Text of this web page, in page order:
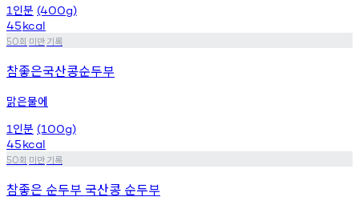
1 인분 (400g)
45kcal
50회 미만기록
참좋은국산콩순두부
맑은물에
1 인분 (100g)
45kcal
50회 미만기록
참좋은 순두부 국산콩 순두부